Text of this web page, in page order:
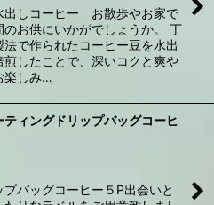
出しコーヒー お散歩やお家で
のお供にいかがでしょうか。 丁
で作られたコーヒー豆を水出
煎したことで、深いコクと爽や
楽しみ…
ィングドリップバッグコーヒ
バッグコーヒー５P出会いと